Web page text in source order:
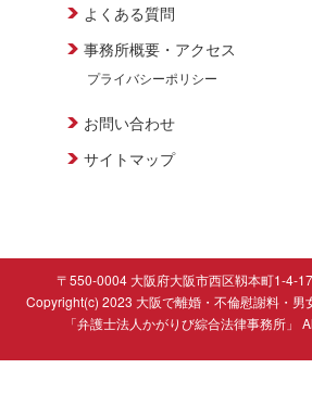
よくある質問
事務所概要・アクセス
プライバシーポリシー
お問い合わせ
サイトマップ
〒550-0004 大阪府大阪市西区靱本町1-4-
Copyright(c) 2023 大阪で離婚・不倫慰謝料・男
「弁護士法人かがりび綜合法律事務所」